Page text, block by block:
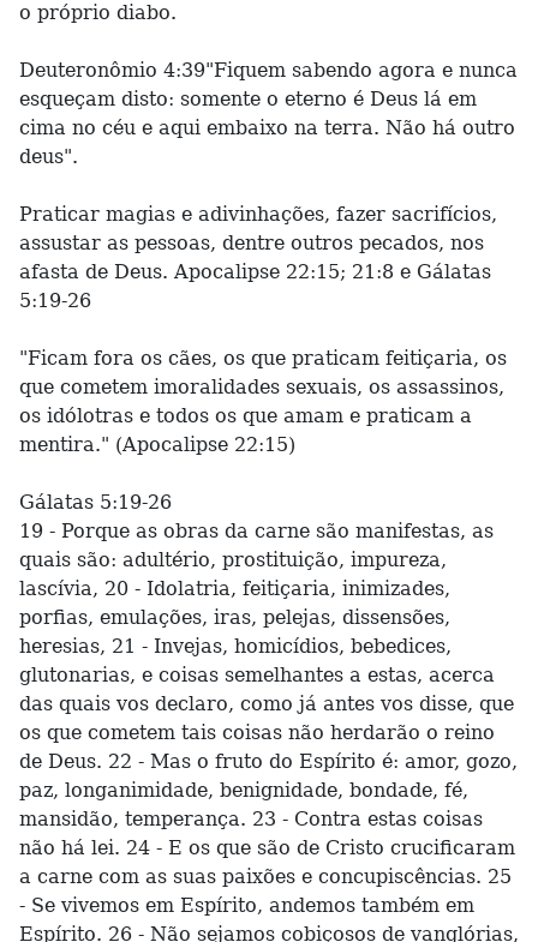
o próprio diabo.
Deuteronômio 4:39"Fiquem sabendo agora e nunca
esqueçam disto: somente o eterno é Deus lá em
cima no céu e aqui embaixo na terra. Não há outro
deus".
Praticar magias e adivinhações, fazer sacrifícios,
assustar as pessoas, dentre outros pecados, nos
afasta de Deus. Apocalipse 22:15; 21:8 e Gálatas
5:19-26
"Ficam fora os cães, os que praticam feitiçaria, os
que cometem imoralidades sexuais, os assassinos,
os idólotras e todos os que amam e praticam a
mentira." (Apocalipse 22:15)
Gálatas 5:19-26
19 - Porque as obras da carne são manifestas, as
quais são: adultério, prostituição, impureza,
lascívia, 20 - Idolatria, feitiçaria, inimizades,
porfias, emulações, iras, pelejas, dissensões,
heresias, 21 - Invejas, homicídios, bebedices,
glutonarias, e coisas semelhantes a estas, acerca
das quais vos declaro, como já antes vos disse, que
os que cometem tais coisas não herdarão o reino
de Deus. 22 - Mas o fruto do Espírito é: amor, gozo,
paz, longanimidade, benignidade, bondade, fé,
mansidão, temperança. 23 - Contra estas coisas
não há lei. 24 - E os que são de Cristo crucificaram
a carne com as suas paixões e concupiscências. 25
- Se vivemos em Espírito, andemos também em
Espírito. 26 - Não sejamos cobiçosos de vanglórias,